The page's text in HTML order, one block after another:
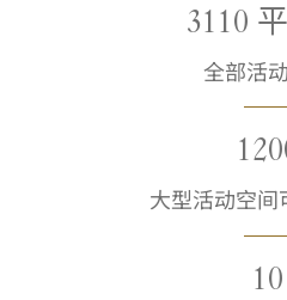
3110
全部活
大型活动空间
10